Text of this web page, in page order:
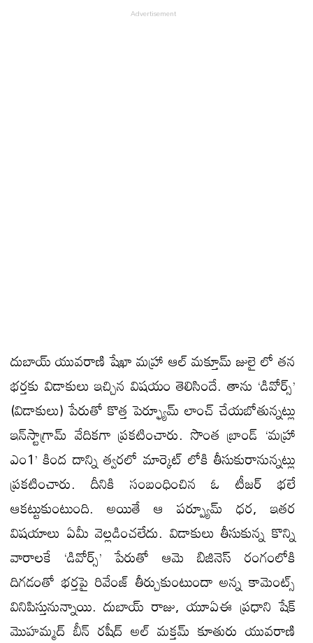
దుబాయ్ యువరాణి షేఖా మహ్రా ఆల్ మక్తూమ్ జులై లో తన
భర్తకు విడాకులు ఇచ్చిన విషయం తెలిసిందే. తాను ‘డివోర్స్’
(విడాకులు) పేరుతో కొత్త పెర్ఫ్యూమ్ లాంచ్ చేయబోతున్నట్లు
ఇన్‌స్టాగ్రామ్ వేదికగా ప్రకటించారు. సొంత బ్రాండ్ ‘మహ్రా
ఎం1’ కింద దాన్ని త్వరలో మార్కెట్ లోకి తీసుకురానున్నట్లు
ప్రకటించారు. దీనికి సంబంధించిన ఓ టీజర్ భలే
ఆకట్టుకుంటుంది. అయితే ఆ పర్ప్యూమ్ ధర, ఇతర
విషయాలు ఏమీ వెల్లడించలేదు. విడాకులు తీసుకున్న కొన్ని
వారాలకే ‘డివోర్స్’ పేరుతో ఆమె బిజినెస్ రంగంలోకి
దిగడంతో భర్తపై రివేంజ్‌ తీర్చుకుంటుందా అన్న కామెంట్స్
వినిపిస్తునున్నాయి. దుబాయ్ రాజు, యూఏఈ ప్రధాని షేక్
మొహమ్మద్ బీన్ రషీద్ అల్ మక్తమ్ కూతురు యువరాణి